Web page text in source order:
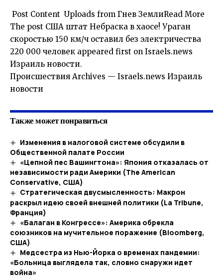
​ Post Content ​ Uploads from Гнев ЗемлиRead More
The post США штат Небраска в хаосе! Ураган
скоростью 150 км/ч оставил без электричества ​​
220 000 человек appeared first on Israels.news
Израиль новости.
​Происшествия Archives — Israels.news Израиль
новости
Также может понравиться
Изменения в налоговой системе обсудили в
Общественной палате России
«Цепной пес Вашингтона»: Япония отказалась от
независимости ради Америки (The American
Conservative, США)
Стратегическая двусмысленность: Макрон
раскрыл идею своей внешней политики (La Tribune,
Франция)
«Балаган в Конгрессе»: Америка обрекла
союзников на мучительное поражение (Bloomberg,
США)
Медсестра из Нью-Йорка о временах пандемии:
«Больница выглядела так, словно снаружи идет
война»